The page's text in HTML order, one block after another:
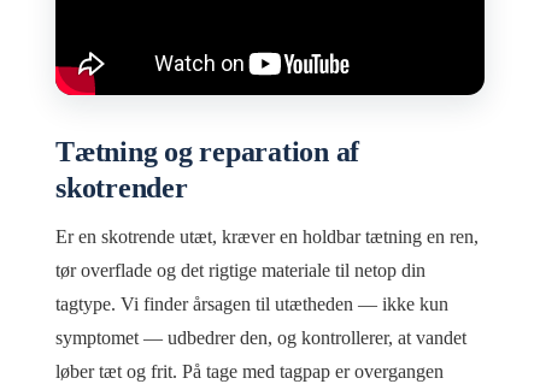
Tætning og reparation af
skotrender
Er en skotrende utæt, kræver en holdbar tætning en ren,
tør overflade og det rigtige materiale til netop din
tagtype. Vi finder årsagen til utætheden — ikke kun
symptomet — udbedrer den, og kontrollerer, at vandet
løber tæt og frit. På tage med tagpap er overgangen